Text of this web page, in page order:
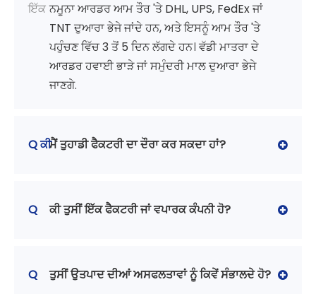
ਇੱਕ ਨਮੂਨਾ ਆਰਡਰ ਆਮ ਤੌਰ 'ਤੇ DHL, UPS, FedEx ਜਾਂ
TNT ਦੁਆਰਾ ਭੇਜੇ ਜਾਂਦੇ ਹਨ, ਅਤੇ ਇਸਨੂੰ ਆਮ ਤੌਰ 'ਤੇ
ਪਹੁੰਚਣ ਵਿੱਚ 3 ਤੋਂ 5 ਦਿਨ ਲੱਗਦੇ ਹਨ। ਵੱਡੀ ਮਾਤਰਾ ਦੇ
ਆਰਡਰ ਹਵਾਈ ਭਾੜੇ ਜਾਂ ਸਮੁੰਦਰੀ ਮਾਲ ਦੁਆਰਾ ਭੇਜੇ
ਜਾਣਗੇ.
Q ਕੀਮੈਂ ਤੁਹਾਡੀ ਫੈਕਟਰੀ ਦਾ ਦੌਰਾ ਕਰ ਸਕਦਾ ਹਾਂ?
Q ਕੀ ਤੁਸੀਂ ਇੱਕ ਫੈਕਟਰੀ ਜਾਂ ਵਪਾਰਕ ਕੰਪਨੀ ਹੋ?
Q ਤੁਸੀਂ ਉਤਪਾਦ ਦੀਆਂ ਅਸਫਲਤਾਵਾਂ ਨੂੰ ਕਿਵੇਂ ਸੰਭਾਲਦੇ ਹੋ?